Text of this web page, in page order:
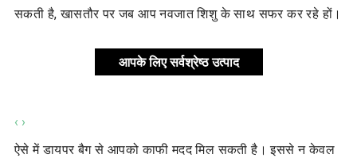
सकती है, खासतौर पर जब आप नवजात शिशु के साथ सफर कर रहे हों।
आपके लिए सर्वश्रेष्ठ उत्पाद
‹ ›
ऐसे में डायपर बैग से आपको काफी मदद मिल सकती है। इससे न केवल